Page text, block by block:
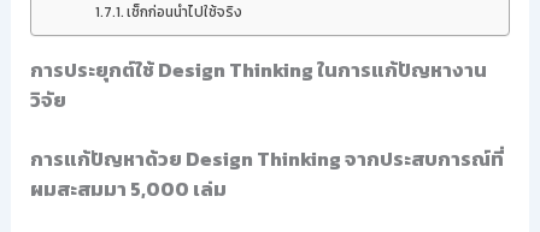
เช็กก่อนนำไปใช้จริง
การประยุกต์ใช้ Design Thinking ในการแก้ปัญหางาน
วิจัย
การแก้ปัญหาด้วย Design Thinking จากประสบการณ์ที่
ผมสะสมมา 5,000 เล่ม